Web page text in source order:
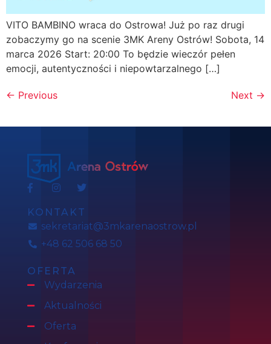
VITO BAMBINO wraca do Ostrowa! Już po raz drugi
zobaczymy go na scenie 3MK Areny Ostrów! Sobota, 14
marca 2026 Start: 20:00 To będzie wieczór pełen
emocji, autentyczności i niepowtarzalnego […]
← Previous Next →
KONTAKT
sekretariat@3mkarenaostrow.pl
+48 62 506 68 50
OFERTA
Wydarzenia
Aktualności
Oferta